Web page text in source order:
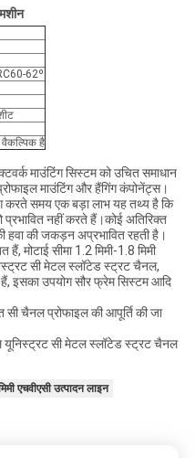
62º
वैकल्पिक है
माउंटिंग सिस्टम को उचित समाधान
माउंटिंग और हैंगिंग कंपोनेंट्स।
करते समय एक बड़ा लाभ यह तथ्य है कि
प्रभावित नहीं करते हैं।कोई अतिरिक्त
की जकड़न अप्रभावित रहती है।
मोटाई सीमा 1.2 मिमी-1.8 मिमी
सी मेटल स्लॉटेड स्ट्रट चैनल,
इसका उपयोग सौर फ्रेम सिस्टम आदि
चैनल प्रोफाइल की आपूर्ति की जा
यूनिस्ट्रट सी मेटल स्लॉटेड स्ट्रट चैनल
एचवीएसी उत्पादन लाइन